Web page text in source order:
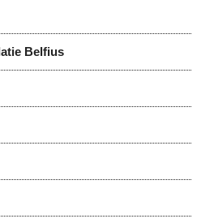
Belfius